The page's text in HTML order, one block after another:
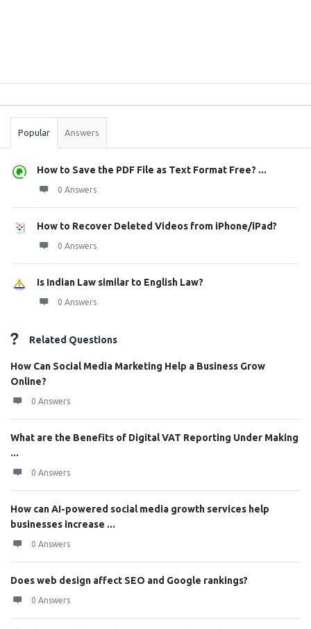
Stats
Popular Answers
How to Save the PDF File as Text Format Free? ...
0 Answers
How to Recover Deleted Videos from iPhone/iPad?
0 Answers
Is Indian Law similar to English Law?
0 Answers
Related Questions
How Can Social Media Marketing Help a Business Grow
Online?
0 Answers
What are the Benefits of Digital VAT Reporting Under Making
...
0 Answers
How can AI-powered social media growth services help
businesses increase ...
0 Answers
Does web design affect SEO and Google rankings?
0 Answers